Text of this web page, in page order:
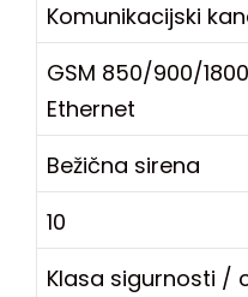
Komunikacijski
GSM 850/900/
Ethernet
Bežična sirena
10
Klasa sigurnosti /